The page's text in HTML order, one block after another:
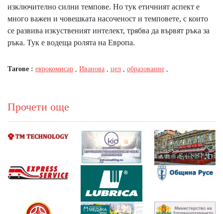
изключително силни темпове. Но тук етичният аспект е
много важен и човешката насоченост и темповете, с които
се развива изкуственият интелект, трябва да вървят ръка за
ръка. Тук е водеща ролята на Европа.
Тагове : еврокомисар , Иванова , цел , образование ,
Прочети още